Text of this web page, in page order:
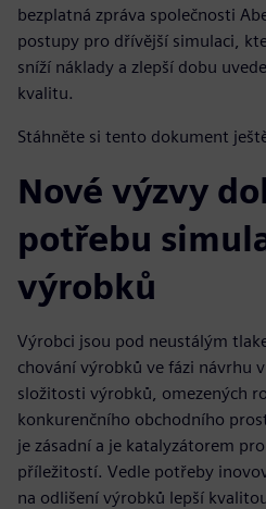
bezplatná zpráva společnosti
postupy pro dřívější simulaci,
sníží náklady a zlepší dobu
kvalitu.
Stáhněte si tento dokument
Nové výzvy
potřebu
výrobků
Výrobci jsou pod neustálým
chování výrobků ve fázi návrhu
složitosti výrobků, omezených
konkurenčního obchodního
je zásadní a je katalyzátorem
příležitostí. Vedle potřeby
na odlišení výrobků lepší